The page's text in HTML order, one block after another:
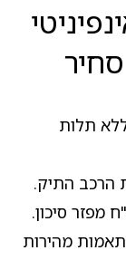
תלות
הרכב התיק.
מפזר סיכון.
מהירות